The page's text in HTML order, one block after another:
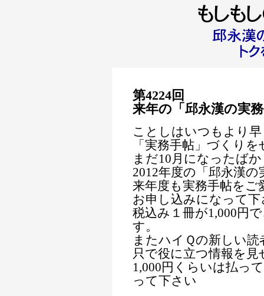
第4224回
来年の「邱永漢の実
ことしはいつもより
「実務手帖」づくり
まだ10月になったば
2012年度の「邱永漢
来年度も実務手帖を
お申し込みになって下
税込み１冊が1,000円
す。
またハイＱの新しい読
只で役に立つ情報を
1,000円くらいは払っ
って下さい